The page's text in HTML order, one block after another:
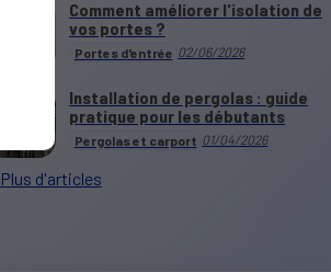
Portes d'entrée 02/06/2026
Comment améliorer l'isolation de
vos portes ?
Pergolas et carport 01/04/2026
Installation de pergolas : guide
pratique pour les débutants
Plus d'articles